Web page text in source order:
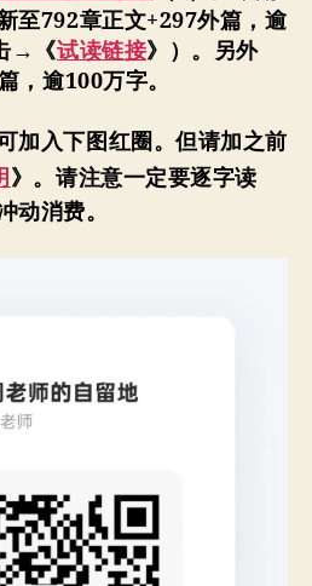
至792章正文+297外篇， 逾
→《试读链接》 ）。 另外
，逾100万字。
加入下图红圈。但请加之前
》。请注意一定要逐字读
动消费。